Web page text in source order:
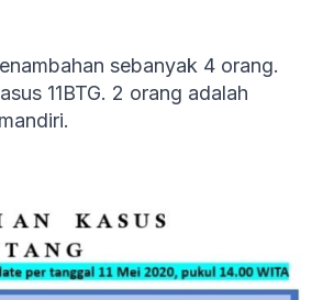
sebanyak 4 orang.
11BTG. 2 orang adalah